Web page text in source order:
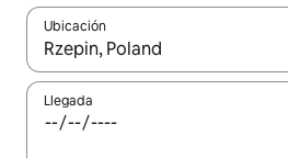
Ubicación
Cuando los resultados estén
Llegada